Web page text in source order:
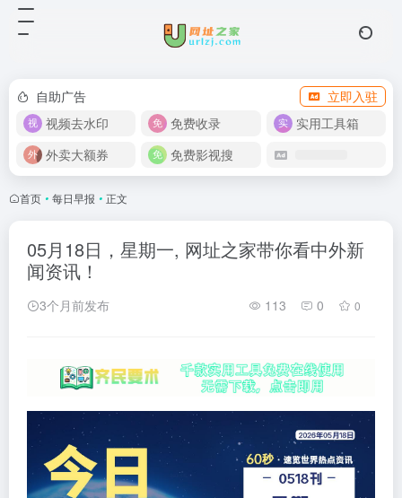
自助广告
立即入驻
视频去水印
免费收录
实用工具箱
外卖大额券
免费影视搜
首页 • 每日早报 • 正文
05月18日，星期一, 网址之家带你看中外新
闻资讯！
3个月前发布 113 0 0